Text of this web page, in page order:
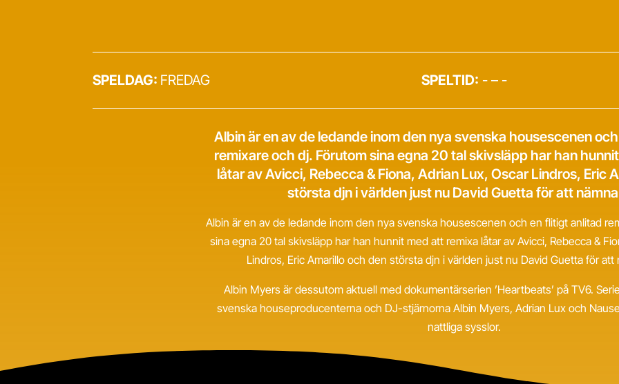
SPELDAG: FREDAG SPELTID: - – -
Albin är en av de ledande inom den nya svenska housescenen
remixare och dj. Förutom sina egna 20 tal skivsläpp har han
låtar av Avicci, Rebecca & Fiona, Adrian Lux, Oscar Lindros, Eric
största djn i världen just nu David Guetta för att
Albin är en av de ledande inom den nya svenska housescenen och en flitigt anlitad
sina egna 20 tal skivsläpp har han hunnit med att remixa låtar av Avicci, Rebecca &
Lindros, Eric Amarillo och den största djn i världen just nu David Guetta för att
Albin Myers är dessutom aktuell med dokumentärserien ’Heartbeats’ på TV6.
svenska houseproducenterna och DJ-stjärnorna Albin Myers, Adrian Lux och
nattliga sysslor.